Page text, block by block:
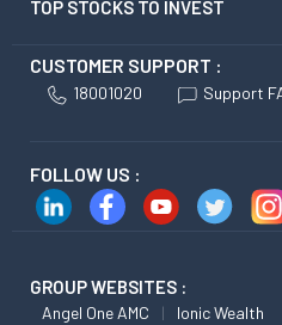
TOP STOCKS TO INVEST
CUSTOMER SUPPORT :
18001020 Support
FOLLOW US :
GROUP WEBSITES :
Angel One AMC Ionic Wealth